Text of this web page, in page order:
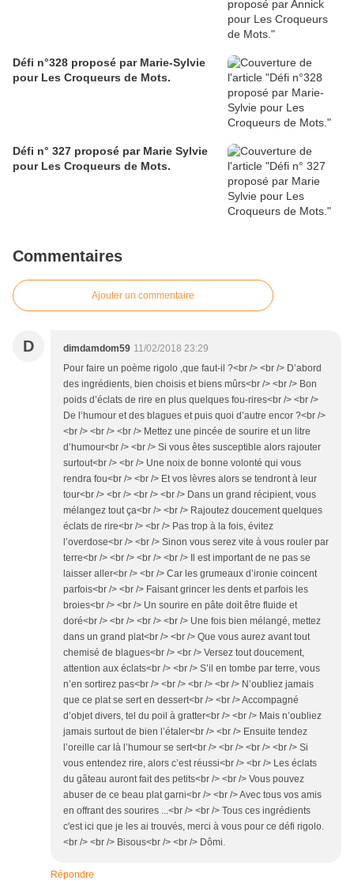
Défi n°328 proposé par Marie-Sylvie
pour Les Croqueurs de Mots.
Défi n° 327 proposé par Marie Sylvie
pour Les Croqueurs de Mots.
Commentaires
Ajouter un commentaire
D dimdamdom59 11/02/2018 23:29
Pour faire un poème rigolo ,que faut-il ?<br /> <br /> D’abord
des ingrédients, bien choisis et biens mûrs<br /> <br /> Bon
poids d’éclats de rire en plus quelques fou-rires<br /> <br />
De l’humour et des blagues et puis quoi d’autre encor ?<br />
<br /> <br /> <br /> Mettez une pincée de sourire et un litre
d’humour<br /> <br /> Si vous êtes susceptible alors rajouter
surtout<br /> <br /> Une noix de bonne volonté qui vous
rendra fou<br /> <br /> Et vos lèvres alors se tendront à leur
tour<br /> <br /> <br /> <br /> Dans un grand récipient, vous
mélangez tout ça<br /> <br /> Rajoutez doucement quelques
éclats de rire<br /> <br /> Pas trop à la fois, évitez
l’overdose<br /> <br /> Sinon vous serez vite à vous rouler par
terre<br /> <br /> <br /> <br /> Il est important de ne pas se
laisser aller<br /> <br /> Car les grumeaux d’ironie coincent
parfois<br /> <br /> Faisant grincer les dents et parfois les
broies<br /> <br /> Un sourire en pâte doit être fluide et
doré<br /> <br /> <br /> <br /> Une fois bien mélangé, mettez
dans un grand plat<br /> <br /> Que vous aurez avant tout
chemisé de blagues<br /> <br /> Versez tout doucement,
attention aux éclats<br /> <br /> S’il en tombe par terre, vous
n’en sortirez pas<br /> <br /> <br /> <br /> N’oubliez jamais
que ce plat se sert en dessert<br /> <br /> Accompagné
d’objet divers, tel du poil à gratter<br /> <br /> Mais n’oubliez
jamais surtout de bien l’étaler<br /> <br /> Ensuite tendez
l’oreille car là l’humour se sert<br /> <br /> <br /> <br /> Si
vous entendez rire, alors c’est réussi<br /> <br /> Les éclats
du gâteau auront fait des petits<br /> <br /> Vous pouvez
abuser de ce beau plat garni<br /> <br /> Avec tous vos amis
en offrant des sourires ...<br /> <br /> Tous ces ingrédients
c'est ici que je les ai trouvés, merci à vous pour ce défi rigolo.
<br /> <br /> Bisous<br /> <br /> Dômi.
Répondre